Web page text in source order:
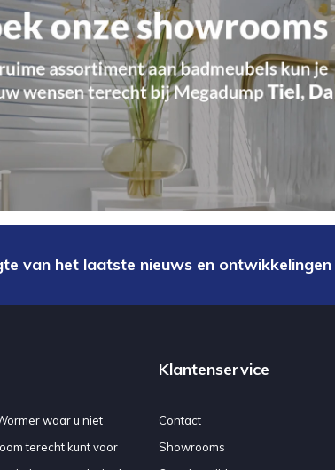
van het laatste nieuws en ontwikkelingen
waar u niet
terecht kunt voor
Klantenservice
Contact
Showrooms